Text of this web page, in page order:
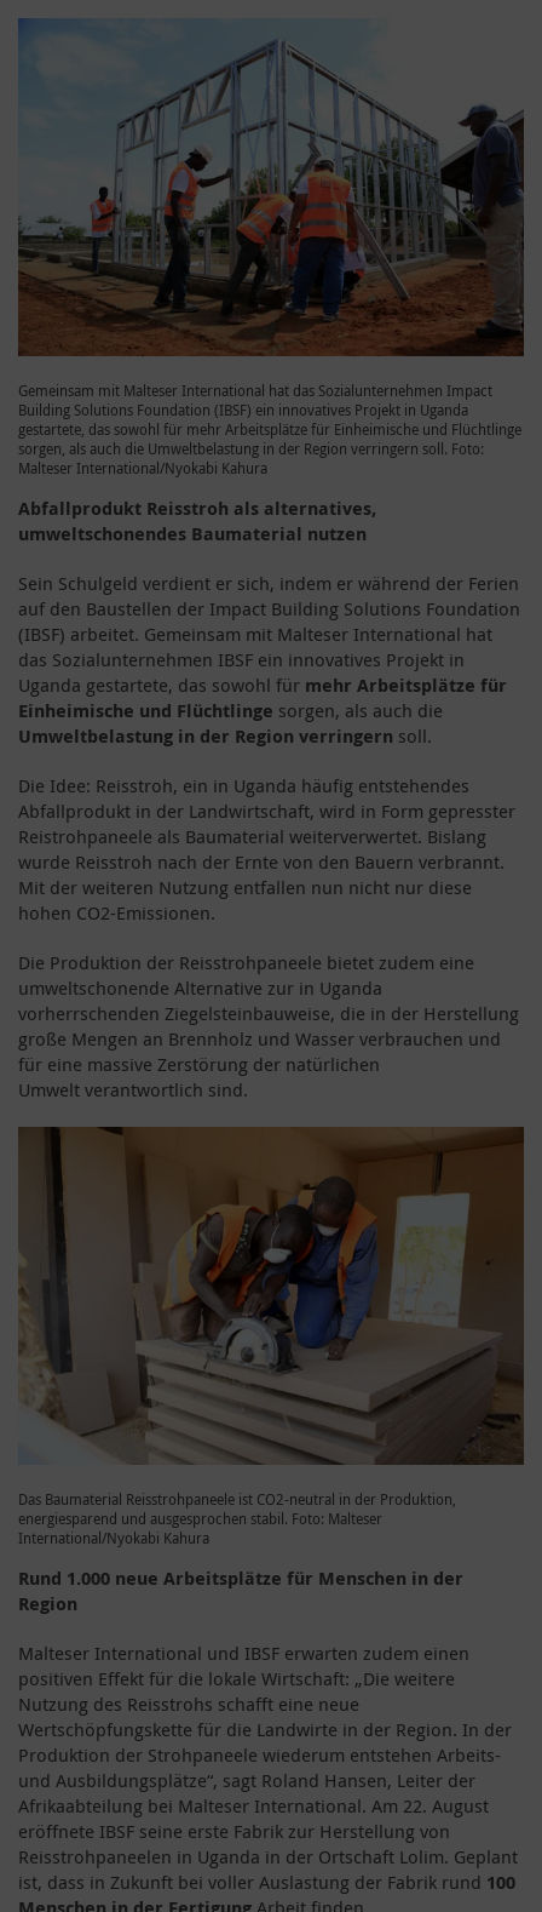
Gemeinsam mit Malteser International hat das Sozialunternehmen Impact
Building Solutions Foundation (IBSF) ein innovatives Projekt in Uganda
gestartete, das sowohl für mehr Arbeitsplätze für Einheimische und Flüchtlinge
sorgen, als auch die Umweltbelastung in der Region verringern soll. Foto:
Malteser International/Nyokabi Kahura
Abfallprodukt Reisstroh als alternatives,
umweltschonendes Baumaterial nutzen
Sein Schulgeld verdient er sich, indem er während der Ferien
auf den Baustellen der Impact Building Solutions Foundation
(IBSF) arbeitet. Gemeinsam mit Malteser International hat
das Sozialunternehmen IBSF ein innovatives Projekt in
Uganda gestartete, das sowohl für mehr Arbeitsplätze für
Einheimische und Flüchtlinge sorgen, als auch die
Umweltbelastung in der Region verringern soll.
Die Idee: Reisstroh, ein in Uganda häufig entstehendes
Abfallprodukt in der Landwirtschaft, wird in Form gepresster
Reistrohpaneele als Baumaterial weiterverwertet. Bislang
wurde Reisstroh nach der Ernte von den Bauern verbrannt.
Mit der weiteren Nutzung entfallen nun nicht nur diese
hohen CO2-Emissionen.
Die Produktion der Reisstrohpaneele bietet zudem eine
umweltschonende Alternative zur in Uganda
vorherrschenden Ziegelsteinbauweise, die in der Herstellung
große Mengen an Brennholz und Wasser verbrauchen und
für eine massive Zerstörung der natürlichen
Umwelt verantwortlich sind.
Das Baumaterial Reisstrohpaneele ist CO2-neutral in der Produktion,
energiesparend und ausgesprochen stabil. Foto: Malteser
International/Nyokabi Kahura
Rund 1.000 neue Arbeitsplätze für Menschen in der
Region
Malteser International und IBSF erwarten zudem einen
positiven Effekt für die lokale Wirtschaft: „Die weitere
Nutzung des Reisstrohs schafft eine neue
Wertschöpfungskette für die Landwirte in der Region. In der
Produktion der Strohpaneele wiederum entstehen Arbeits-
und Ausbildungsplätze“, sagt Roland Hansen, Leiter der
Afrikaabteilung bei Malteser International. Am 22. August
eröffnete IBSF seine erste Fabrik zur Herstellung von
Reisstrohpaneelen in Uganda in der Ortschaft Lolim. Geplant
ist, dass in Zukunft bei voller Auslastung der Fabrik rund 100
Arbeit finden.